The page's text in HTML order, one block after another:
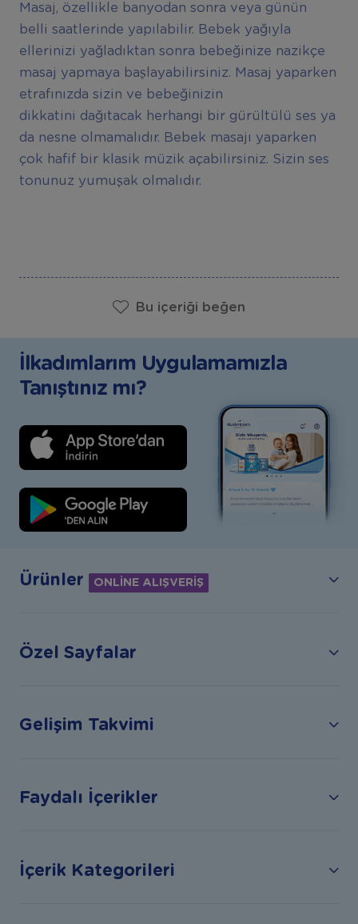
Masaj, özellikle banyodan sonra veya günün
belli saatlerinde yapılabilir. Bebek yağıyla
ellerinizi yağladıktan sonra bebeğinize nazikçe
masaj yapmaya başlayabilirsiniz. Masaj yaparken
etrafınızda sizin ve bebeğinizin
dikkatini dağıtacak herhangi bir gürültülü ses ya
da nesne olmamalıdır. Bebek masajı yaparken
çok hafif bir klasik müzik açabilirsiniz. Sizin ses
tonunuz yumuşak olmalıdır.
Bu içeriği beğen
İlkadımlarım Uygulamamızla
Tanıştınız mı?
Ürünler ONLİNE ALIŞVERİŞ
Özel Sayfalar
Gelişim Takvimi
Faydalı İçerikler
İçerik Kategorileri